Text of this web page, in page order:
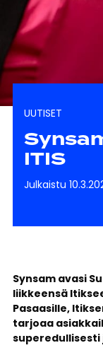
ITIS
UUTISET
Julkaistu
Synsam avasi
liikkeensä
Pasaasille,
tarjoaa